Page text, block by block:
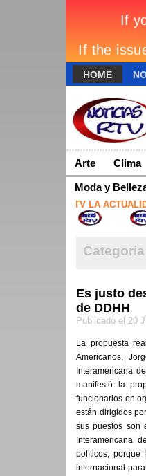
HOME
Arte Clima
Moda y
*NOTICIAS RTV LA ACTUALIDAD
Categoria |
Es justo
de DDHH
Publicado el 20
La propuesta
Americanos,
Interamericana
manifestó la
funcionarios en
están dirigidos
sus puestos son
Interamericana
políticos, porque
internacional